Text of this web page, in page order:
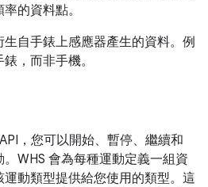
的資料點。
自手錶上感應器產生的資料。例
，而非手機。
API，您可以開始、暫停、繼續和
WHS 會為每種運動定義一組資
動類型提供給您使用的類型。這